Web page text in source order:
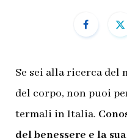
Se sei alla ricerca del
del corpo, non puoi
termali in Italia.
del benessere e la